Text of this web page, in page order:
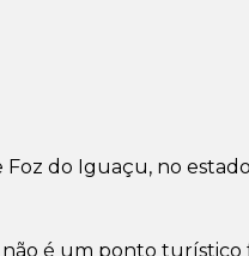
do Iguaçu, no
é um ponto